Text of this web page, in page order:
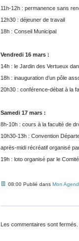
11h-12h : permanence sans
12h30 : déjeuner de travail
18h : Conseil Municipal
Vendredi 16 mars :
14h : le Jardin des Vertueux
18h : inauguration d’un pôle
20h30 : conférence-débat à la
Samedi 17 mars :
8h-10h : cours à la faculté de
10h30-13h : Convention
après-midi récréatif organisé
19h : loto organisé par le
08:00 Publié dans Mon
Les commentaires sont fermés.